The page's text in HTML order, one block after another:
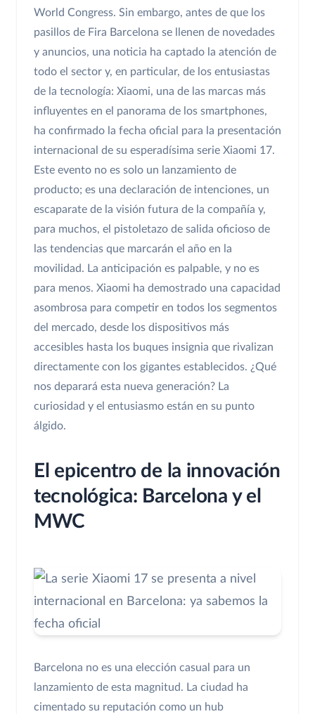
World Congress. Sin embargo, antes de que los
pasillos de Fira Barcelona se llenen de novedades
y anuncios, una noticia ha captado la atención de
todo el sector y, en particular, de los entusiastas
de la tecnología: Xiaomi, una de las marcas más
influyentes en el panorama de los smartphones,
ha confirmado la fecha oficial para la presentación
internacional de su esperadísima serie Xiaomi 17.
Este evento no es solo un lanzamiento de
producto; es una declaración de intenciones, un
escaparate de la visión futura de la compañía y,
para muchos, el pistoletazo de salida oficioso de
las tendencias que marcarán el año en la
movilidad. La anticipación es palpable, y no es
para menos. Xiaomi ha demostrado una capacidad
asombrosa para competir en todos los segmentos
del mercado, desde los dispositivos más
accesibles hasta los buques insignia que rivalizan
directamente con los gigantes establecidos. ¿Qué
nos deparará esta nueva generación? La
curiosidad y el entusiasmo están en su punto
álgido.
El epicentro de la innovación
tecnológica: Barcelona y el
MWC
Barcelona no es una elección casual para un
lanzamiento de esta magnitud. La ciudad ha
cimentado su reputación como un hub